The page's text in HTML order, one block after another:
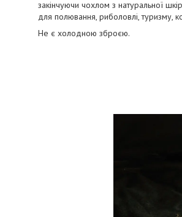
закінчуючи чохлом з натуральної
для полювання, риболовлі, туризму,
Не є холодною зброєю.